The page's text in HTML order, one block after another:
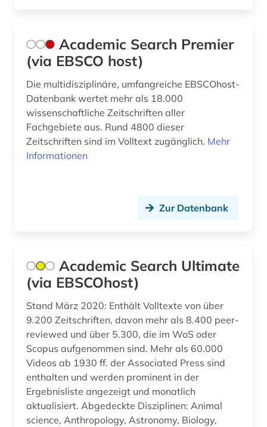
components (1)
computing &amp; processing (1)
dante (1)
designregister (1)
deutsch (4)
deutschland (1)
devices &amp; systems (1)
digitalisierung (1)
din-en-iso-norm (1)
din-iso-norm (1)
Academic Search Premier
(via EBSCO host)
Die multidisziplinäre, umfangreiche EBSCOhost-
Datenbank wertet mehr als 18.000
wissenschaftliche Zeitschriften aller
Fachgebiete aus. Rund 4800 dieser
Zeitschriften sind im Volltext zugänglich. Mehr
Informationen
Zur Datenbank
Academic Search Ultimate
(via EBSCOhost)
Stand März 2020: Enthält Volltexte von über
9.200 Zeitschriften, davon mehr als 8.400 peer-
reviewed und über 5.300, die im WoS oder
Scopus aufgenommen sind. Mehr als 60.000
Videos ab 1930 ff. der Associated Press sind
enthalten und werden prominent in der
Ergebnisliste angezeigt und monatlich
aktualisiert. Abgedeckte Disziplinen: Animal
science, Anthropology, Astronomy, Biology,